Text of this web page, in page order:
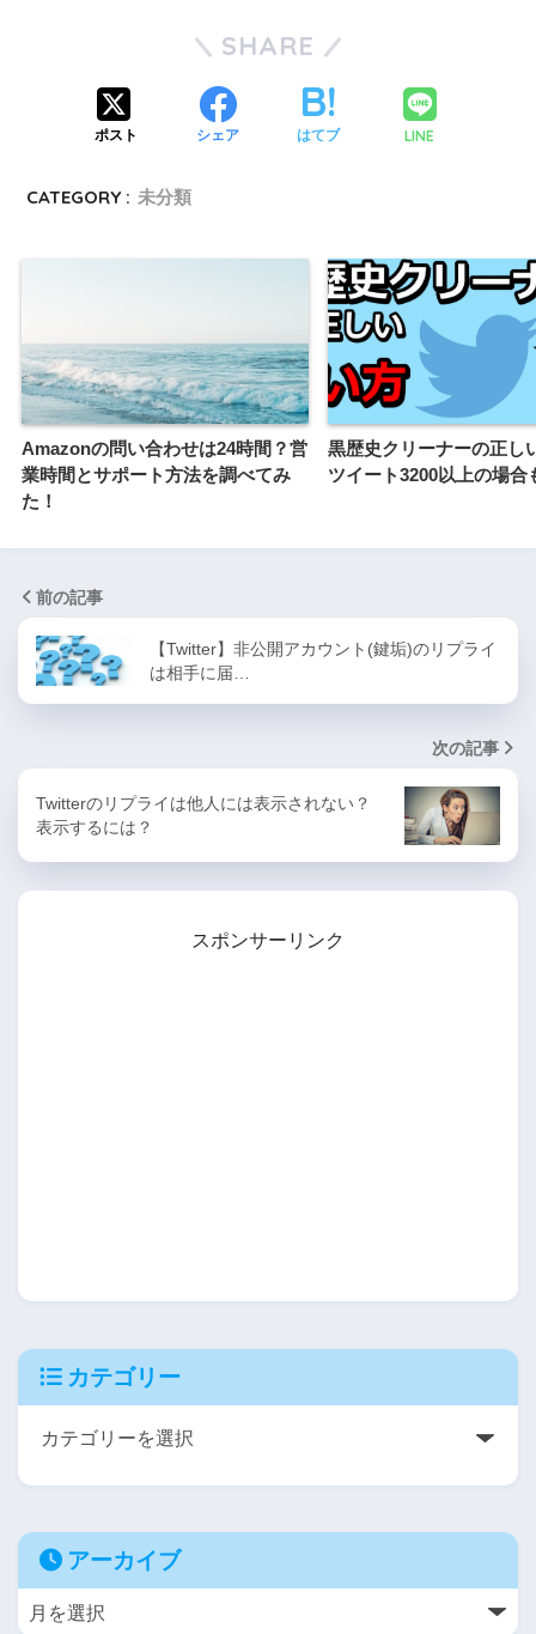
SHARE
ポスト シェア はてブ LINE
CATEGORY : 未分類
Amazonの問い合わせは24時間？営
業時間とサポート方法を調べてみ
た！
黒歴史クリーナーの正し
ツイート3200以上の場合
前の記事
【Twitter】非公開アカウント(鍵垢)のリプライ
は相手に届…
次の記事
Twitterのリプライは他人には表示されない？
表示するには？
スポンサーリンク
カテゴリー
アーカイブ